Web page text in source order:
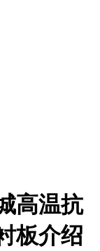
高温抗
板介绍